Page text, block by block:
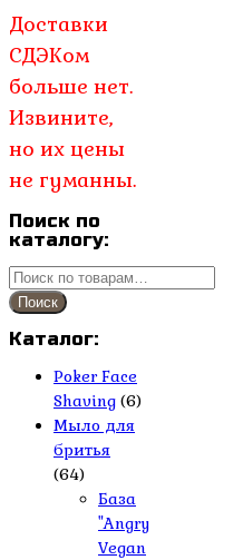
Доставки
СДЭКом
больше нет.
Извините,
но их цены
не гуманны.
Поиск по
каталогу:
Искать:
Поиск
Каталог:
Poker Face
Shaving (6)
Мыло для
бритья
(64)
База
"Angry
Vegan